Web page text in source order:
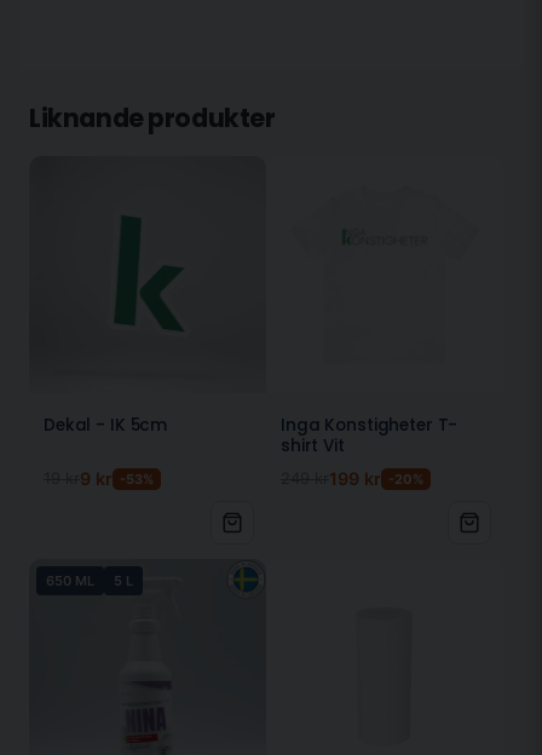
Liknande produkter
Dekal - IK 5cm
9 kr -53%
Inga Konstigheter T-
shirt Vit
199 kr -20%
650 ML 5 L